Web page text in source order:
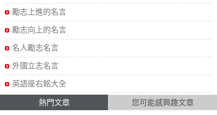
勵志上進的名言
勵志向上的名言
名人勵志名言
外國立志名言
英語座右銘大全
熱門文章 您可能感興趣文章